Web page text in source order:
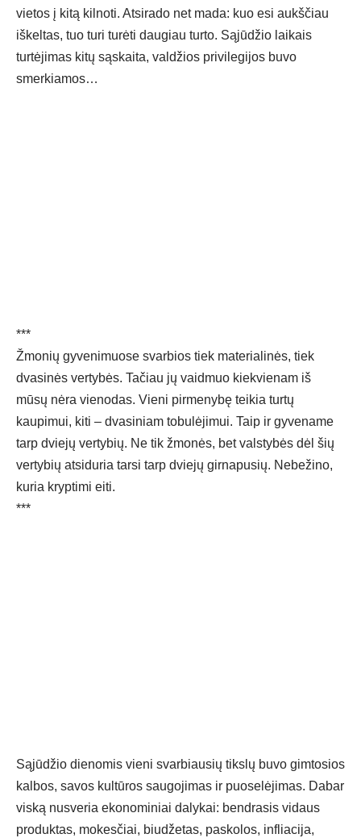
vietos į kitą kilnoti. Atsirado net mada: kuo esi aukščiau
iškeltas, tuo turi turėti daugiau turto. Sąjūdžio laikais
turtėjimas kitų sąskaita, valdžios privilegijos buvo
smerkiamos…
***
Žmonių gyvenimuose svarbios tiek materialinės, tiek
dvasinės vertybės. Tačiau jų vaidmuo kiekvienam iš
mūsų nėra vienodas. Vieni pirmenybę teikia turtų
kaupimui, kiti – dvasiniam tobulėjimui. Taip ir gyvename
tarp dviejų vertybių. Ne tik žmonės, bet valstybės dėl šių
vertybių atsiduria tarsi tarp dviejų girnapusių. Nebežino,
kuria kryptimi eiti.
***
Sąjūdžio dienomis vieni svarbiausių tikslų buvo gimtosios
kalbos, savos kultūros saugojimas ir puoselėjimas. Dabar
viską nusveria ekonominiai dalykai: bendrasis vidaus
produktas, mokesčiai, biudžetas, paskolos, infliacija,